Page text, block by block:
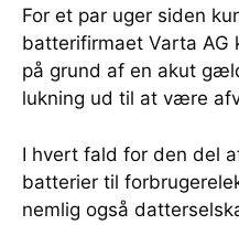
For et par uger siden
batterifirmaet Varta AG
på grund af en akut
lukning ud til at være
I hvert fald for den del
batterier til
nemlig også